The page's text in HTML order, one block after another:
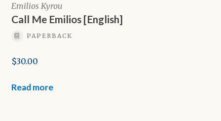
Emilios Kyrou
Call Me Emilios [English]
PAPERBACK
$30.00
Read more